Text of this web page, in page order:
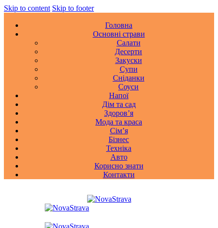
Skip to content Skip to footer
Головна
Основні страви
Салати
Десерти
Закуски
Супи
Сніданки
Соуси
Напої
Дім та сад
Здоровʼя
Мода та краса
Сімʼя
Бізнес
Техніка
Авто
Корисно знати
Контакти